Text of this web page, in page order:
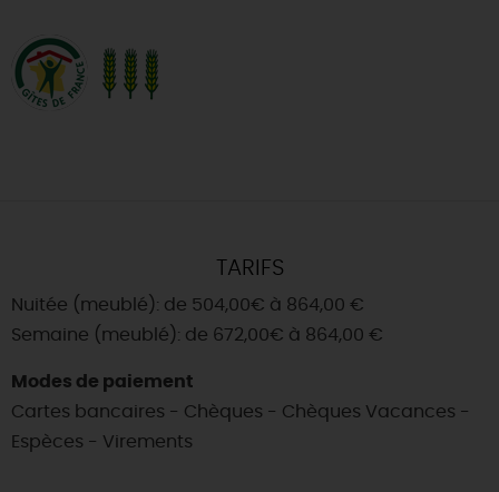
TARIFS
Nuitée (meublé): de 504,00€ à 864,00 €
Semaine (meublé): de 672,00€ à 864,00 €
Modes de paiement
Cartes bancaires - Chèques - Chèques Vacances -
Espèces - Virements